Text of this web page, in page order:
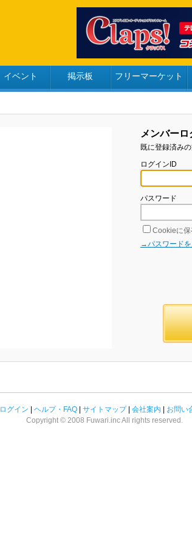
イベント 掲示板 フリーマーケット
メンバーロ
既に登録済み
ログインID
パスワード
Cookieに保
→パスワード
ログイン ヘルプ・FAQ| サイトマップ| 会社案内
お問い
Copyright © 2008 Fuwari.inc All rights reserved.